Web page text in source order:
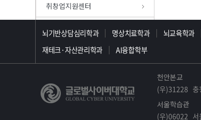
취창업지원센터
뇌기반상담심리학과 명상치료학과 뇌교육학과
재테크·자산관리학과
AI융합학부
천안본교
(우)31228 충
서울학습관
(우)06022 서